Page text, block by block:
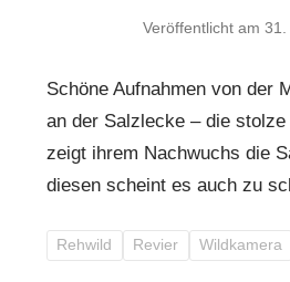
Veröffentlicht am 31.
Schöne Aufnahmen von der
an der Salzlecke – die
zeigt ihrem Nachwuchs die
diesen scheint es auch zu
Rehwild Revier Wildkamera